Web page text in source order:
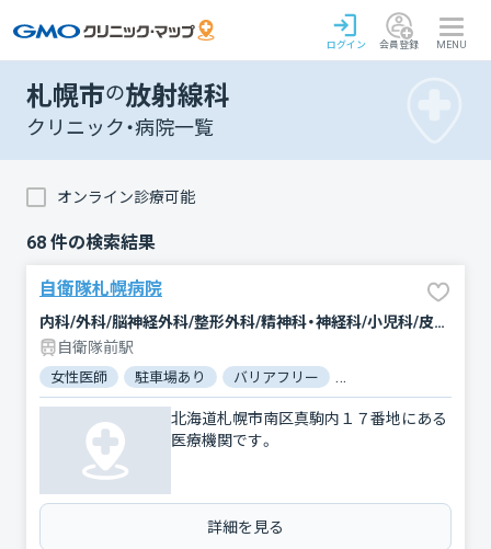
ログイン 会員登録 MENU
札幌市の放射線科
クリニック・病院一覧
オンライン診療可能
68 件の検索結果
自衛隊札幌病院
内科/外科/脳神経外科/整形外科/精神科・神経科/小児科/皮膚科/泌尿器科/産婦人科/眼科/耳鼻咽喉科/リハビリテーション/放射線科/歯科/麻酔科/救急科
自衛隊前駅
女性医師 駐車場あり バリアフリー
北海道札幌市南区真駒内１７番地にある
医療機関です。
詳細を見る